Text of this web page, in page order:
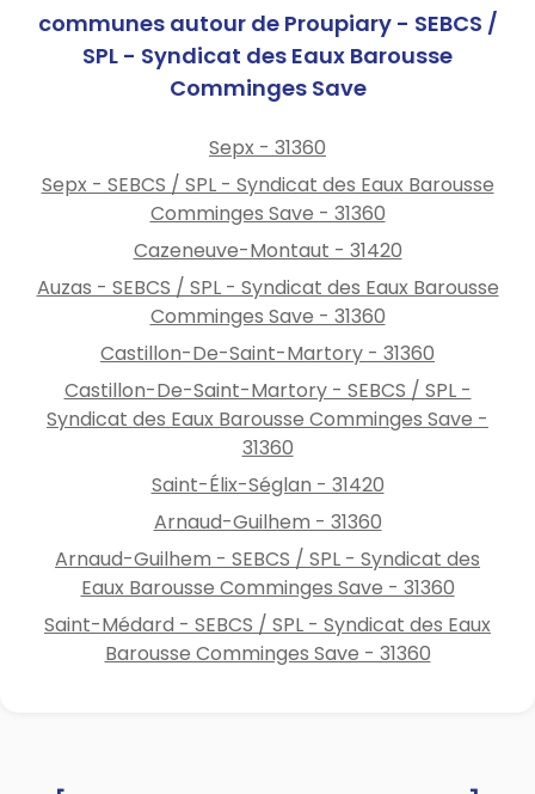
Retrouvez les arrêtés
préfectoraux et des conseils
d’économie d’eau sur :
rubriques : eau\ressources en
eau et eau\avis de
perturbation
communes autour de Proupiary - SEBCS /
SPL - Syndicat des Eaux Barousse
Comminges Save
Sepx - 31360
Sepx - SEBCS / SPL - Syndicat des Eaux Barousse
Comminges Save - 31360
Cazeneuve-Montaut - 31420
Auzas - SEBCS / SPL - Syndicat des Eaux Barousse
Comminges Save - 31360
Castillon-De-Saint-Martory - 31360
Castillon-De-Saint-Martory - SEBCS / SPL -
Syndicat des Eaux Barousse Comminges Save -
31360
Saint-Élix-Séglan - 31420
Arnaud-Guilhem - 31360
Arnaud-Guilhem - SEBCS / SPL - Syndicat des
Eaux Barousse Comminges Save - 31360
Saint-Médard - SEBCS / SPL - Syndicat des Eaux
Barousse Comminges Save - 31360